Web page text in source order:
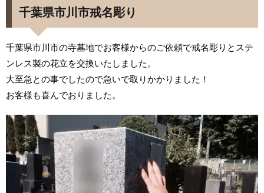
千葉県市川市戒名彫り
千葉県市川市の寺墓地でお客様からのご依頼で戒名彫りとステ
ンレス製の花立を交換いたしました。
大至急との事でしたので急いで取りかかりました！
お客様も喜んでおりました。